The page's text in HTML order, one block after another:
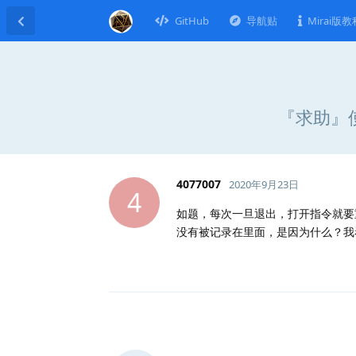
GitHub 导航贴 Mirai版教
『求助
4
4077007 2020年9月23日
如题，每次一旦退出，打开指令就
没有被记录在里面，是因为什么？